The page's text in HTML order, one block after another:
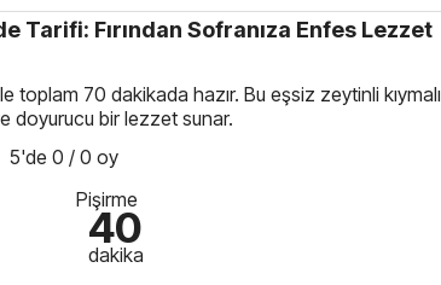
Tarifi: Fırından Sofranıza Enfes Lezzet
toplam 70 dakikada hazır. Bu eşsiz zeytinli
doyurucu bir lezzet sunar.
5'de 0 / 0 oy
Pişirme
40
dakika